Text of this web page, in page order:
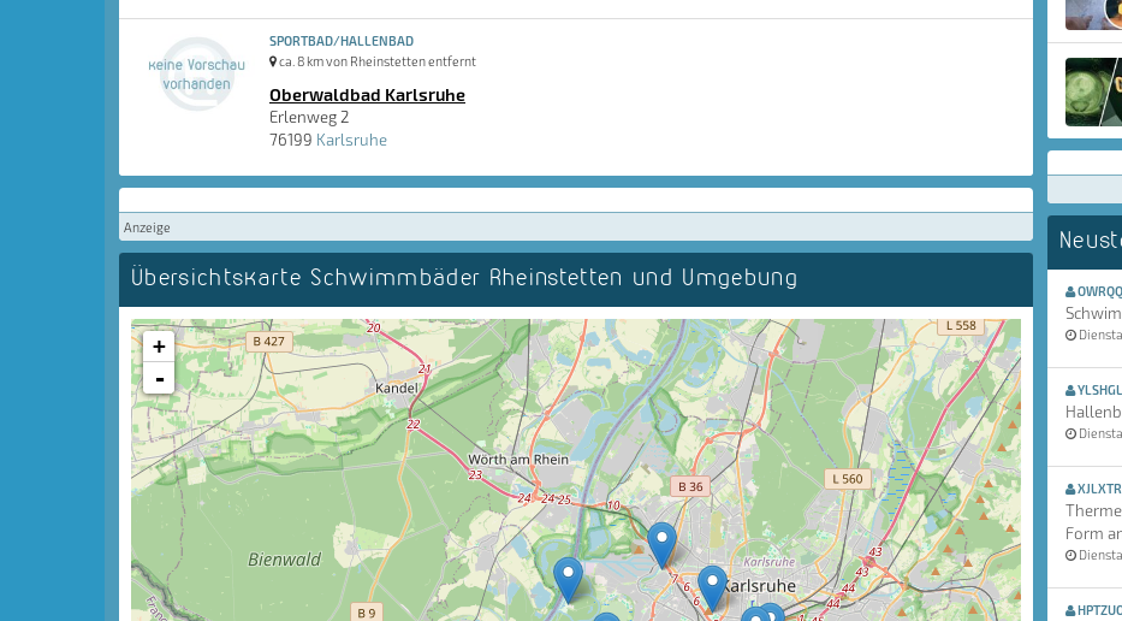
SPORTBAD/HALLENBAD
ca. 8 km von Rheinstetten entfernt
Oberwaldbad Karlsruhe
Erlenweg 2
76199 Karlsruhe
Anzeige
Übersichtskarte Schwimmbäder Rheinstetten und Umgebung
+
-
Form